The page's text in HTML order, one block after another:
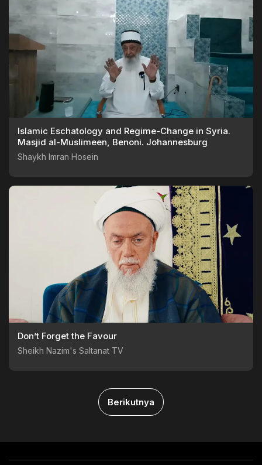
Islamic Eschatology and Regime-Change in Syria.
Masjid al-Muslimeen, Benoni. Johannesburg
Shaykh Imran Hosein
Don’t Forget the Favour
Sheikh Nazim's Saltanat TV
Berikutnya